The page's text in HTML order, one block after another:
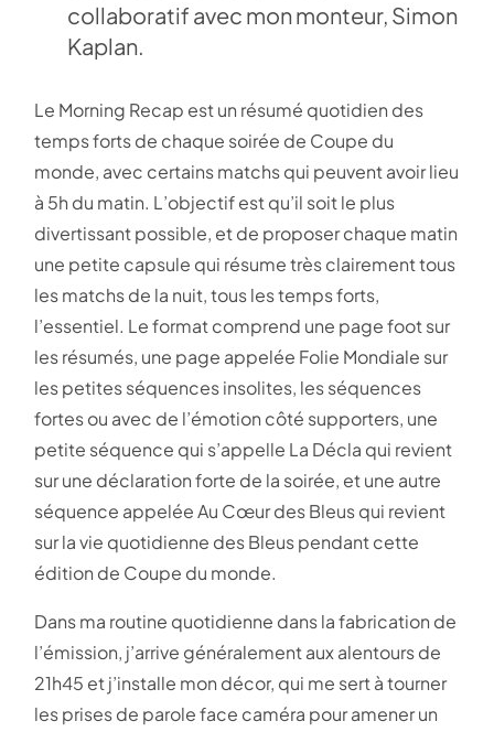
collaboratif avec mon monteur, Simon
Kaplan.
Le Morning Recap est un résumé quotidien des
temps forts de chaque soirée de Coupe du
monde, avec certains matchs qui peuvent avoir lieu
à 5h du matin. L’objectif est qu’il soit le plus
divertissant possible, et de proposer chaque matin
une petite capsule qui résume très clairement tous
les matchs de la nuit, tous les temps forts,
l’essentiel. Le format comprend une page foot sur
les résumés, une page appelée Folie Mondiale sur
les petites séquences insolites, les séquences
fortes ou avec de l’émotion côté supporters, une
petite séquence qui s’appelle La Décla qui revient
sur une déclaration forte de la soirée, et une autre
séquence appelée Au Cœur des Bleus qui revient
sur la vie quotidienne des Bleus pendant cette
édition de Coupe du monde.
Dans ma routine quotidienne dans la fabrication de
l’émission, j’arrive généralement aux alentours de
21h45 et j’installe mon décor, qui me sert à tourner
les prises de parole face caméra pour amener un